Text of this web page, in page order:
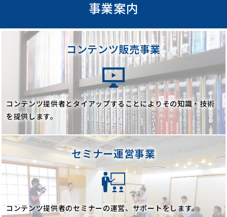
事業案内
コンテンツ販売事業
コンテンツ提供者とタイアップすることにより その知識・技術
を提供します。
セミナー運営事業
コンテンツ提供者のセミナーの運営、サポートをします。